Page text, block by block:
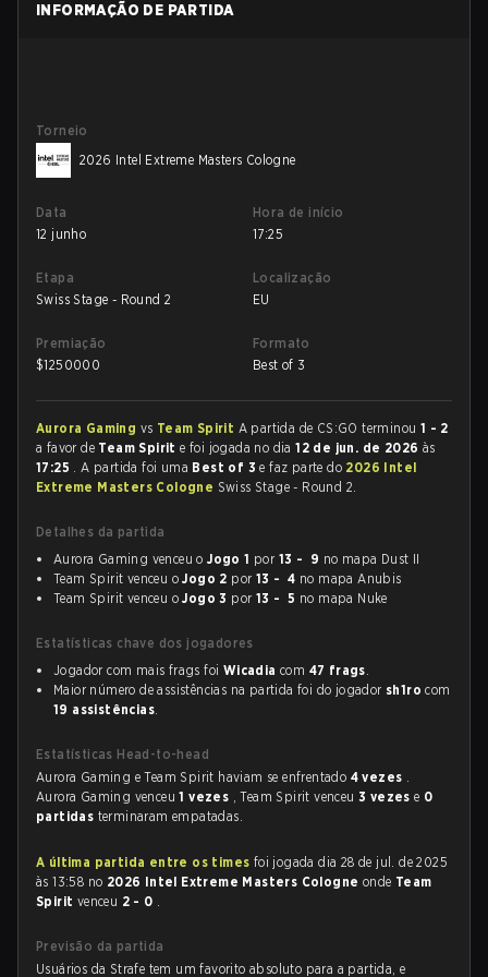
INFORMAÇÃO DE PARTIDA
Torneio
2026 Intel Extreme Masters Cologne
Data
12 junho
Hora de início
17:25
Etapa
Swiss Stage - Round 2
Localização
EU
Premiação
$1250000
Formato
Best of 3
Aurora Gaming vs Team Spirit A partida de CS:GO terminou 1 - 2
a favor de Team Spirite foi jogada no dia12 de jun. de 2026 às
17:25 . A partida foi uma Best of 3e faz parte do 2026 Intel
Extreme Masters Cologne Swiss Stage - Round 2.
Detalhes da partida
Aurora Gaming venceu oJogo 1 por 13 - 9 no mapa Dust II
Team Spirit venceu oJogo 2 por 13 - 4 no mapa Anubis
Team Spirit venceu oJogo 3 por 13 - 5 no mapa Nuke
Estatísticas chave dos jogadores
Jogador com mais frags foi Wicadia com 47 frags.
Maior número de assistências na partida foi do jogador sh1ro com
19 assistências.
Estatísticas Head-to-head
Aurora Gaming e Team Spirit haviam se enfrentado 4 vezes .
Aurora Gaming venceu1 vezes , Team Spirit venceu3 vezese 0
partidas terminaram empatadas.
A última partida entre os times foi jogada dia 28 de jul. de 2025
às 13:58 no 2026 Intel Extreme Masters Cologne onde Team
Spirit venceu 2 - 0 .
Previsão da partida
Usuários da Strafe tem um favorito absoluto para a partida, e